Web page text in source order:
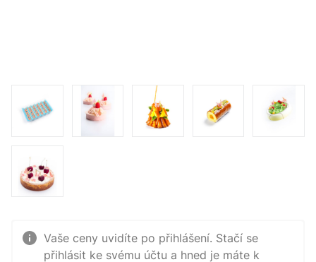
Vaše ceny uvidíte po přihlášení. Stačí se
přihlásit ke svému účtu a hned je máte k